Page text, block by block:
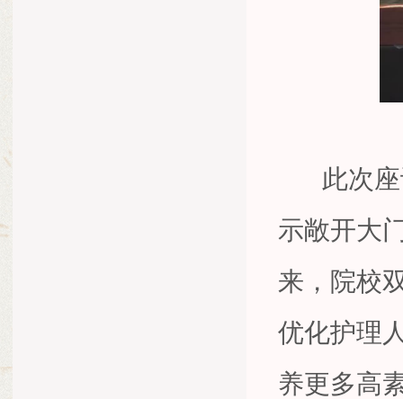
此次座
示敞开大
来，院校
优化护理
养更多高